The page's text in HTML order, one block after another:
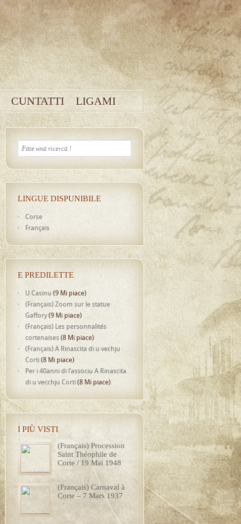
CUNTATTI LIGAMI
LINGUE DISPUNIBILE
Corse
Français
E PREDILETTE
U Casinu (9 Mi piace)
(Français) Zoom sur le statue
Gaffory(9 Mi piace)
(Français) Les personnalités
cortenaises(8 Mi piace)
(Français) A Rinascita di u vechju
Corti(8 Mi piace)
Per i 40anni di l’associu A Rinascita
di u vecchju Corti(8 Mi piace)
I PIÙ VISTI
(Français) Procession
Saint Théophile de
Corte / 19 Mai 1948
(Français) Carnaval à
Corte – 7 Mars 1937